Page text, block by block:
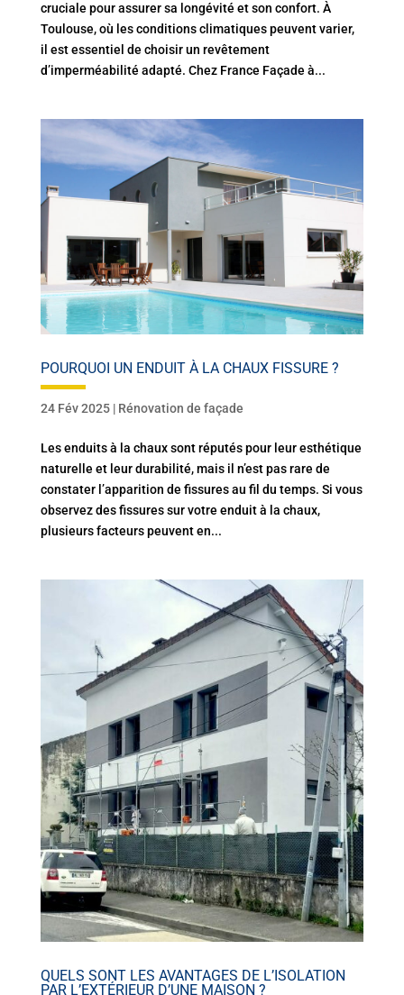
cruciale pour assurer sa longévité et son confort. À
Toulouse, où les conditions climatiques peuvent varier,
il est essentiel de choisir un revêtement
d’imperméabilité adapté. Chez France Façade à...
POURQUOI UN ENDUIT À LA CHAUX FISSURE ?
24 Fév 2025| Rénovation de façade
Les enduits à la chaux sont réputés pour leur esthétique
naturelle et leur durabilité, mais il n’est pas rare de
constater l’apparition de fissures au fil du temps. Si vous
observez des fissures sur votre enduit à la chaux,
plusieurs facteurs peuvent en...
QUELS SONT LES AVANTAGES DE L’ISOLATION
PAR L’EXTÉRIEUR D’UNE MAISON ?